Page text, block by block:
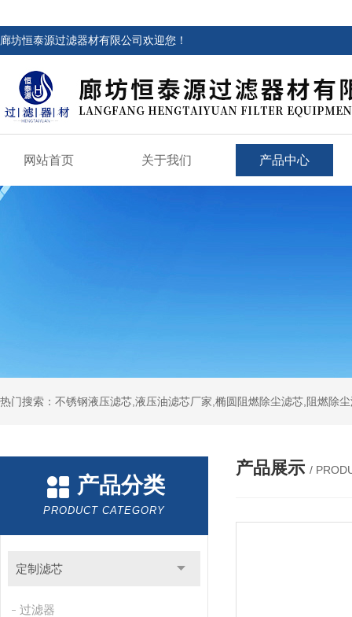
廊坊恒泰源过滤器材有限公司欢迎您！
网站首页 关于我们 产品中心
热门搜索：不锈钢液压滤芯,液压油滤芯厂家,椭圆阻燃除尘滤芯,阻燃除
产品分类
PRODUCT CATEGORY
定制滤芯
过滤器
产品展示 /